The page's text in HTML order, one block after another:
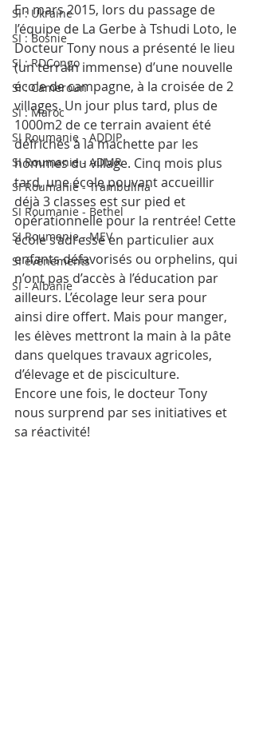
SI : Ukraine
SI : Bosnie
SI : RDCongo
SI : Cameroun
SI : Maroc
SI Roumanie - ADDIP
SI Roumanie - ADMR
SI Roumanie - Trambulina
SI Roumanie - Bethel
SI Roumanie - MEV
SI évènements
SI - Albanie
En mars 2015, lors du passage de
l’équipe de La Gerbe à Tshudi Loto, le
Docteur Tony nous a présenté le lieu
(un terrain immense) d’une nouvelle
école de campagne, à la croisée de 2
villages. Un jour plus tard, plus de
1000m2 de ce terrain avaient été
défrichés à la machette par les
hommes du village. Cinq mois plus
tard, une école pouvant accueillir
déjà 3 classes est sur pied et
opérationnelle pour la rentrée! Cette
école s’adresse en particulier aux
enfants défavorisés ou orphelins, qui
n’ont pas d’accès à l’éducation par
ailleurs. L’écolage leur sera pour
ainsi dire offert. Mais pour manger,
les élèves mettront la main à la pâte
dans quelques travaux agricoles,
d’élevage et de pisciculture.
Encore une fois, le docteur Tony
nous surprend par ses initiatives et
sa réactivité!